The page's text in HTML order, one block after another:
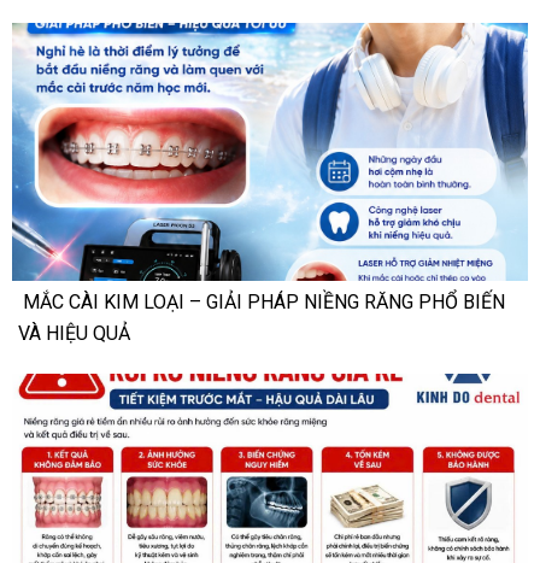
MẮC CÀI KIM LOẠI – GIẢI PHÁP NIỀNG RĂNG PHỔ BIẾN
VÀ HIỆU QUẢ